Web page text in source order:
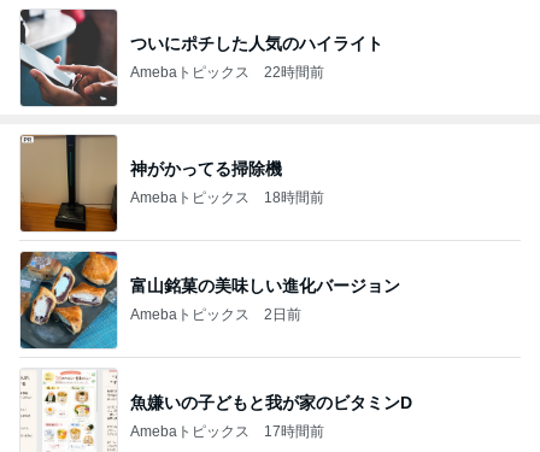
ついにポチした人気のハイライト
Amebaトピックス 22時間前
神がかってる掃除機
Amebaトピックス 18時間前
富山銘菓の美味しい進化バージョン
Amebaトピックス 2日前
魚嫌いの子どもと我が家のビタミンD
Amebaトピックス 17時間前